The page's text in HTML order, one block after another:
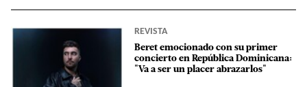
REVISTA
Beret emocionado con su primer
concierto en República Dominicana:
"Va a ser un placer abrazarlos"